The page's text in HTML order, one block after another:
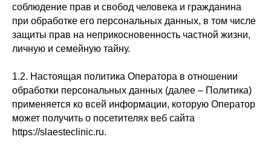
соблюдение прав и свобод человека и гражданина
при обработке его персональных данных, в том числе
защиты прав на неприкосновенность частной жизни,
личную и семейную тайну.
1.2. Настоящая политика Оператора в отношении
обработки персональных данных (далее – Политика)
применяется ко всей информации, которую Оператор
может получить о посетителях веб сайта
https://slaesteclinic.ru.